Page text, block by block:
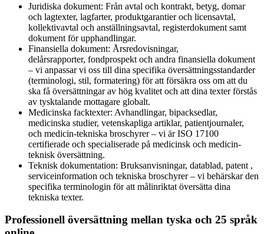
Juridiska dokument: Från avtal och kontrakt, betyg, domar
och lagtexter, lagfarter, produktgarantier och licensavtal,
kollektivavtal och anställningsavtal, registerdokument samt
dokument för upphandlingar.
Finansiella dokument: Årsredovisningar,
delårsrapporter, fondprospekt och andra finansiella dokument
– vi anpassar vi oss till dina specifika översättningsstandarder
(terminologi, stil, formatering) för att försäkra oss om att du
ska få översättningar av hög kvalitet och att dina texter förstås
av tysktalande mottagare globalt.
Medicinska facktexter: Avhandlingar, bipacksedlar,
medicinska studier, vetenskapliga artiklar, patientjournaler,
och medicin-tekniska broschyrer – vi är ISO 17100
certifierade och specialiserade på medicinsk och medicin-
teknisk översättning.
Teknisk dokumentation: Bruksanvisningar, datablad, patent ,
serviceinformation och tekniska broschyrer – vi behärskar den
specifika terminologin för att målinriktat översätta dina
tekniska texter.
Professionell översättning mellan tyska och 25 språk